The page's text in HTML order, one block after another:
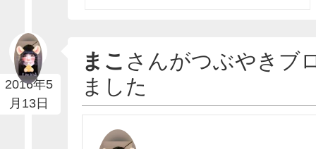
2016年5
月13日
まこ さんがつぶやきブ
ました